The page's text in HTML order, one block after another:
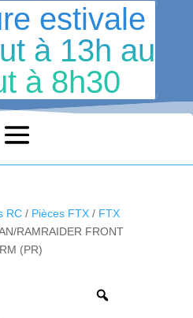
estivale
à 13h au
à 8h30
RC/ Pièces FTX/ FTX
RAMRAIDER FRONT
(PR)